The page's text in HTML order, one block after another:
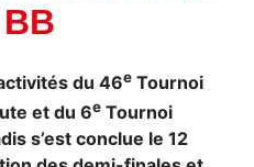
du 46e Tournoi
et du 6e Tournoi
s’est conclue le 12